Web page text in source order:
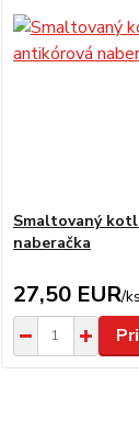
Smaltovaný
naberačka
27,50 EUR/ks